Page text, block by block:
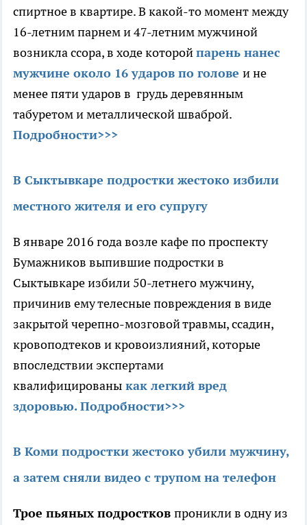
спиртное в квартире. В какой-то момент между
16-летним парнем и 47-летним мужчиной
возникла ссора, в ходе которойпарень нанес
мужчине около 16 ударов по голове и не
менее пяти ударов в грудь деревянным
табуретом и металлической шваброй.
Подробности>>>
В Сыктывкаре подростки жестоко избили
местного жителя и его супругу
В январе 2016 года возле кафе по проспекту
Бумажников выпившие подростки в
Сыктывкаре избили 50-летнего мужчину,
причинив ему телесные повреждения в виде
закрытой черепно-мозговой травмы, ссадин,
кровоподтеков и кровоизлияний, которые
впоследствии экспертами
квалифицированы как легкий вред
здоровью. Подробности>>>
В Коми подростки жестоко убили мужчину,
а затем сняли видео с трупом на телефон
Трое пьяных подростков проникли в одну из